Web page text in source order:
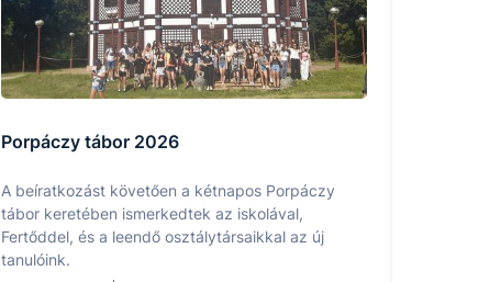
Porpáczy tábor 2026
A beíratkozást követően a kétnapos Porpáczy
tábor keretében ismerkedtek az iskolával,
Fertőddel, és a leendő osztálytársaikkal az új
tanulóink.